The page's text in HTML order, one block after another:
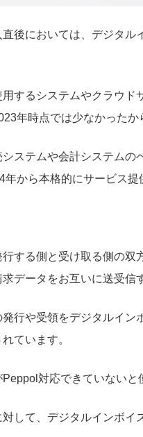
後においては、デジタ
するシステムやクラウ
年時点では少なかったか
ステムや会計システム
年から本格的にサービス
する側と受け取る側の
データをお互いに送受信
行や受領をデジタルイ
ています。
対応できていないと
して、デジタルインボイ